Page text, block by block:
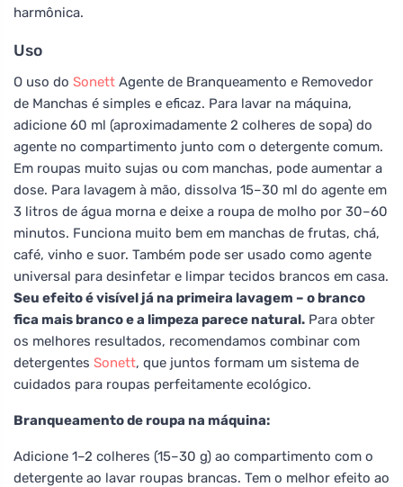
harmônica.
Uso
O uso do Sonett Agente de Branqueamento e Removedor
de Manchas é simples e eficaz. Para lavar na máquina,
adicione 60 ml (aproximadamente 2 colheres de sopa) do
agente no compartimento junto com o detergente comum.
Em roupas muito sujas ou com manchas, pode aumentar a
dose. Para lavagem à mão, dissolva 15–30 ml do agente em
3 litros de água morna e deixe a roupa de molho por 30–60
minutos. Funciona muito bem em manchas de frutas, chá,
café, vinho e suor. Também pode ser usado como agente
universal para desinfetar e limpar tecidos brancos em casa.
Seu efeito é visível já na primeira lavagem – o branco
fica mais branco e a limpeza parece natural. Para obter
os melhores resultados, recomendamos combinar com
detergentes Sonett, que juntos formam um sistema de
cuidados para roupas perfeitamente ecológico.
Branqueamento de roupa na máquina:
Adicione 1–2 colheres (15–30 g) ao compartimento com o
detergente ao lavar roupas brancas. Tem o melhor efeito ao